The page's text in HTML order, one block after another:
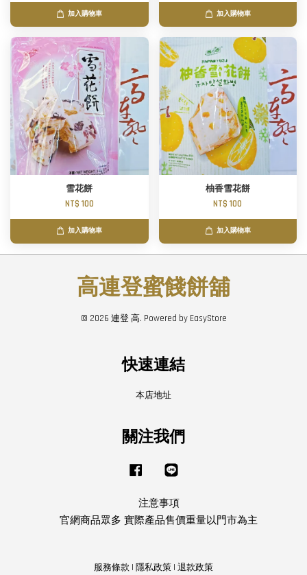
加入購物車 加入購物車
雪花餅
NT$ 100
加入購物車
柚香雪花餅
NT$ 100
加入購物車
高連登蜜餞餅舖
© 2026 連登 高. Powered by EasyStore
快速連結
本店地址
關注我們
Facebook
注意事項
官網商品眾多 實際產品售價重量以門市為主
服務條款 | 隱私政策 | 退款政策